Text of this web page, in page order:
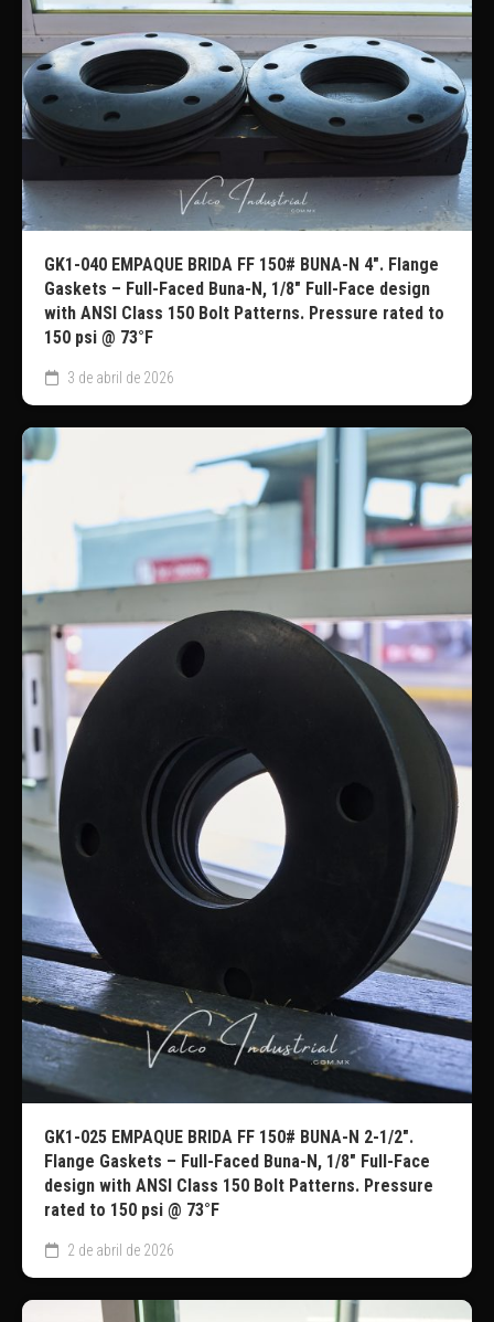
GK1-040 EMPAQUE BRIDA FF 150# BUNA-N 4″. Flange
Gaskets – Full-Faced Buna-N, 1/8″ Full-Face design
with ANSI Class 150 Bolt Patterns. Pressure rated to
150 psi @ 73°F
3 de abril de 2026
GK1-025 EMPAQUE BRIDA FF 150# BUNA-N 2-1/2″.
Flange Gaskets – Full-Faced Buna-N, 1/8″ Full-Face
design with ANSI Class 150 Bolt Patterns. Pressure
rated to 150 psi @ 73°F
2 de abril de 2026